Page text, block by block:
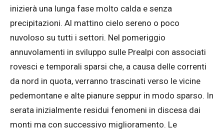
inizierà una lunga fase molto calda e senza
precipitazioni. Al mattino cielo sereno o poco
nuvoloso su tutti i settori. Nel pomeriggio
annuvolamenti in sviluppo sulle Prealpi con associati
rovesci e temporali sparsi che, a causa delle correnti
da nord in quota, verranno trascinati verso le vicine
pedemontane e alte pianure seppur in modo sparso. In
serata inizialmente residui fenomeni in discesa dai
monti ma con successivo miglioramento. Le